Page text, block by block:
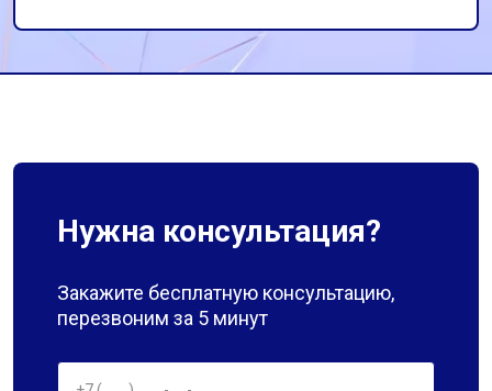
Нужна консультация?
Закажите бесплатную консультацию,
перезвоним за 5 минут